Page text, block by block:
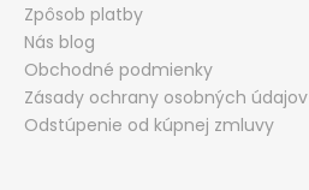
Zpôsob platby
Nás blog
Obchodné podmienky
Zásady ochrany osobných údajov
Odstúpenie od kúpnej zmluvy